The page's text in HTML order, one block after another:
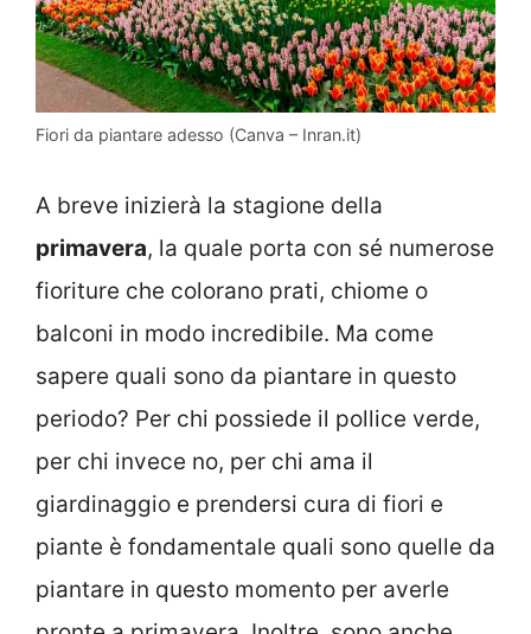
Fiori da piantare adesso (Canva – Inran.it)
A breve inizierà la stagione della
primavera, la quale porta con sé numerose
fioriture che colorano prati, chiome o
balconi in modo incredibile. Ma come
sapere quali sono da piantare in questo
periodo? Per chi possiede il pollice verde,
per chi invece no, per chi ama il
giardinaggio e prendersi cura di fiori e
piante è fondamentale quali sono quelle da
piantare in questo momento per averle